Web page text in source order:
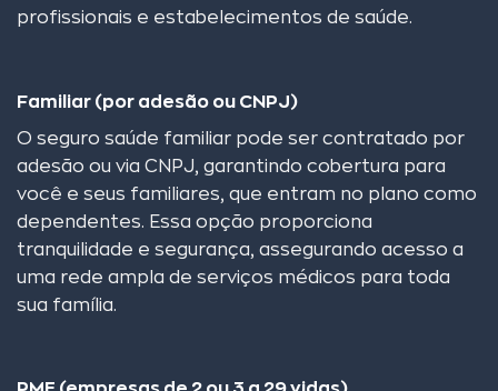
profissionais e estabelecimentos de saúde.
Familiar (por adesão ou CNPJ)
O seguro saúde familiar pode ser contratado por
adesão ou via CNPJ, garantindo cobertura para
você e seus familiares, que entram no plano como
dependentes. Essa opção proporciona
tranquilidade e segurança, assegurando acesso a
uma rede ampla de serviços médicos para toda
sua família.